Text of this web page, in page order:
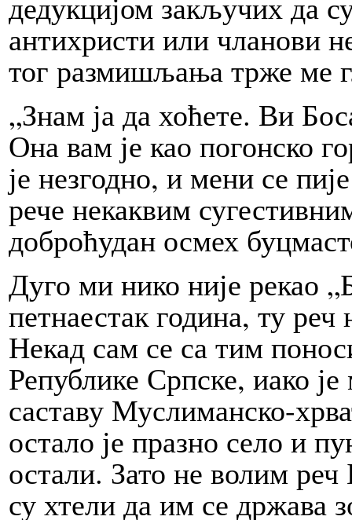
антихристи или чланови
тог размишљања трже ме
„Знам ја да хоћете. Ви
Она вам је као погонско
је незгодно, и мени се
рече некаквим
доброћудан осмех
Дуго ми нико није рекао
петнаестак година, ту
Некад сам се са тим
Републике Српске, иако
саставу Муслиманско-
остало је празно село и
остали. Зато не волим
су хтели да им се држава